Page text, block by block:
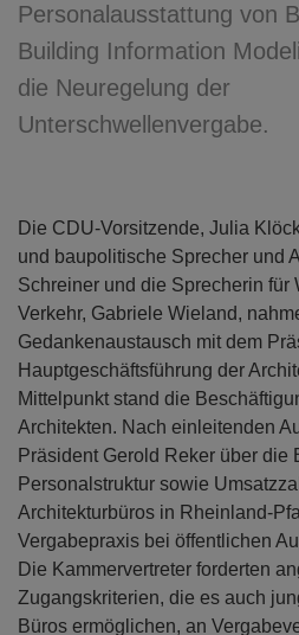
Personalausstattung von
Building Information
die Neuregelung der
Unterschwellenvergabe.
Die CDU-Vorsitzende, Julia
und baupolitische Sprecher und
Schreiner und die Sprecherin für
Verkehr, Gabriele Wieland,
Gedankenaustausch mit dem
Hauptgeschäftsführung der
Mittelpunkt stand die
Architekten. Nach einleitenden
Präsident Gerold Reker über die
Personalstruktur sowie
Architekturbüros in Rheinland-
Vergabepraxis bei öffentlichen
Die Kammervertreter forderten
Zugangskriterien, die es auch
Büros ermöglichen, an